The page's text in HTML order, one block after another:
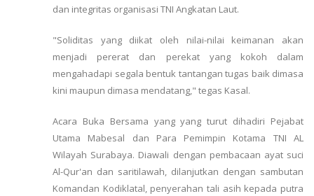
dan integritas organisasi TNI Angkatan Laut.
"Soliditas yang diikat oleh nilai-nilai keimanan akan
menjadi pererat dan perekat yang kokoh dalam
mengahadapi segala bentuk tantangan tugas baik dimasa
kini maupun dimasa mendatang," tegas Kasal.
Acara Buka Bersama yang yang turut dihadiri Pejabat
Utama Mabesal dan Para Pemimpin Kotama TNI AL
Wilayah Surabaya. Diawali dengan pembacaan ayat suci
Al-Qur'an dan saritilawah, dilanjutkan dengan sambutan
Komandan Kodiklatal, penyerahan tali asih kepada putra